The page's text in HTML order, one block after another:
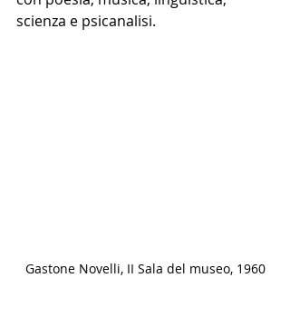
scienza e psicanalisi.
Gastone Novelli, II Sala del museo, 1960